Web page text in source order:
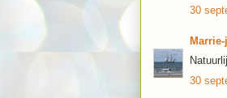
30
Marrie-
30